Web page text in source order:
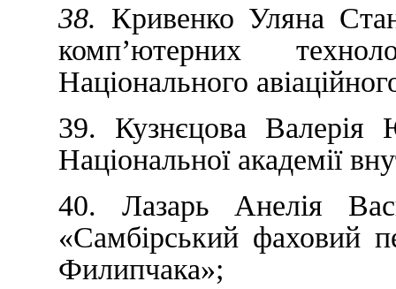
38. Кривенко Уляна
комп’ютерних
Національного
39. Кузнєцова
Національної академії
40. Лазарь Анелія
«Самбірський фаховий
Филипчака»;